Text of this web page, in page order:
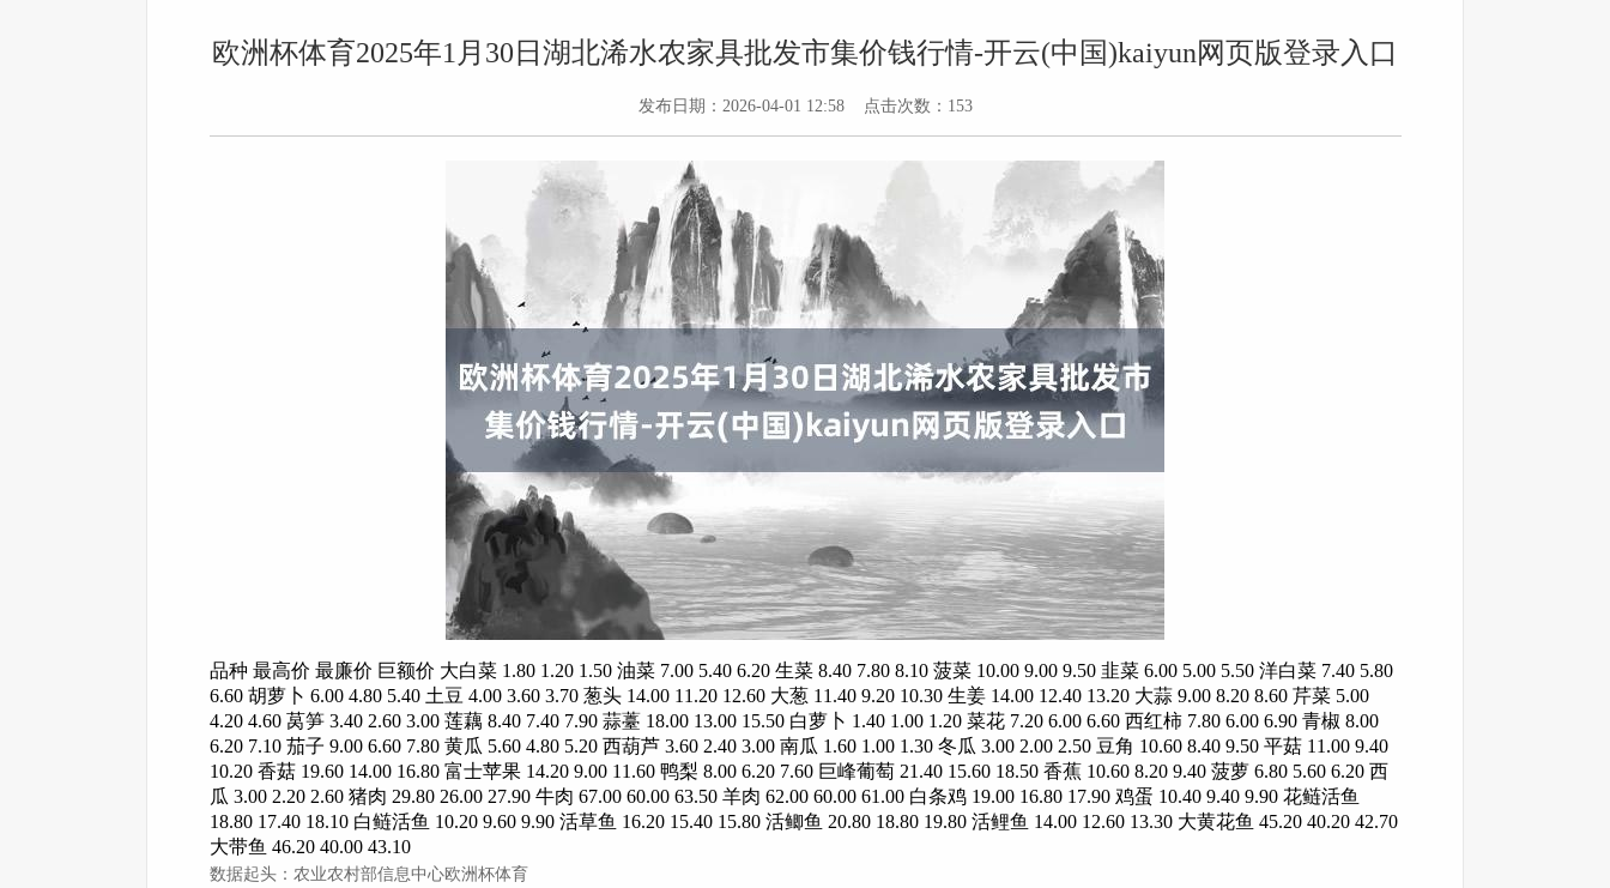
欧洲杯体育2025年1月30日湖北浠水农家具批发市集价钱行情-开云(中国)kaiyun网页版登录入口
发布日期：2026-04-01 12:58 点击次数：153
品种 最高价 最廉价 巨额价 大白菜 1.80 1.20 1.50 油菜 7.00 5.40 6.20 生菜 8.40 7.80 8.10 菠菜 10.00 9.00 9.50 韭菜 6.00 5.00 5.50 洋白菜 7.40 5.80
6.60 胡萝卜 6.00 4.80 5.40 土豆 4.00 3.60 3.70 葱头 14.00 11.20 12.60 大葱 11.40 9.20 10.30 生姜 14.00 12.40 13.20 大蒜 9.00 8.20 8.60 芹菜 5.00
4.20 4.60 莴笋 3.40 2.60 3.00 莲藕 8.40 7.40 7.90 蒜薹 18.00 13.00 15.50 白萝卜 1.40 1.00 1.20 菜花 7.20 6.00 6.60 西红柿 7.80 6.00 6.90 青椒 8.00
6.20 7.10 茄子 9.00 6.60 7.80 黄瓜 5.60 4.80 5.20 西葫芦 3.60 2.40 3.00 南瓜 1.60 1.00 1.30 冬瓜 3.00 2.00 2.50 豆角 10.60 8.40 9.50 平菇 11.00 9.40
10.20 香菇 19.60 14.00 16.80 富士苹果 14.20 9.00 11.60 鸭梨 8.00 6.20 7.60 巨峰葡萄 21.40 15.60 18.50 香蕉 10.60 8.20 9.40 菠萝 6.80 5.60 6.20 西
瓜 3.00 2.20 2.60 猪肉 29.80 26.00 27.90 牛肉 67.00 60.00 63.50 羊肉 62.00 60.00 61.00 白条鸡 19.00 16.80 17.90 鸡蛋 10.40 9.40 9.90 花鲢活鱼
18.80 17.40 18.10 白鲢活鱼 10.20 9.60 9.90 活草鱼 16.20 15.40 15.80 活鲫鱼 20.80 18.80 19.80 活鲤鱼 14.00 12.60 13.30 大黄花鱼 45.20 40.20 42.70
大带鱼 46.20 40.00 43.10
数据起头：农业农村部信息中心欧洲杯体育